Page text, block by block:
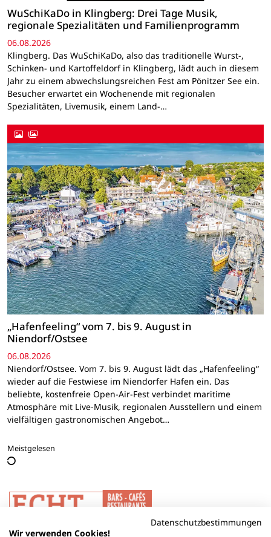
WuSchiKaDo in Klingberg: Drei Tage Musik,
regionale Spezialitäten und Familienprogramm
06.08.2026
Klingberg. Das WuSchiKaDo, also das traditionelle Wurst-,
Schinken- und Kartoffeldorf in Klingberg, lädt auch in diesem
Jahr zu einem abwechslungsreichen Fest am Pönitzer See ein.
Besucher erwartet ein Wochenende mit regionalen
Spezialitäten, Livemusik, einem Land-…
„Hafenfeeling“ vom 7. bis 9. August in
Niendorf/Ostsee
06.08.2026
Niendorf/Ostsee. Vom 7. bis 9. August lädt das „Hafenfeeling“
wieder auf die Festwiese im Niendorfer Hafen ein. Das
beliebte, kostenfreie Open-Air-Fest verbindet maritime
Atmosphäre mit Live-Musik, regionalen Ausstellern und einem
vielfältigen gastronomischen Angebot…
Meistgelesen
Datenschutzbestimmungen
Wir verwenden Cookies!